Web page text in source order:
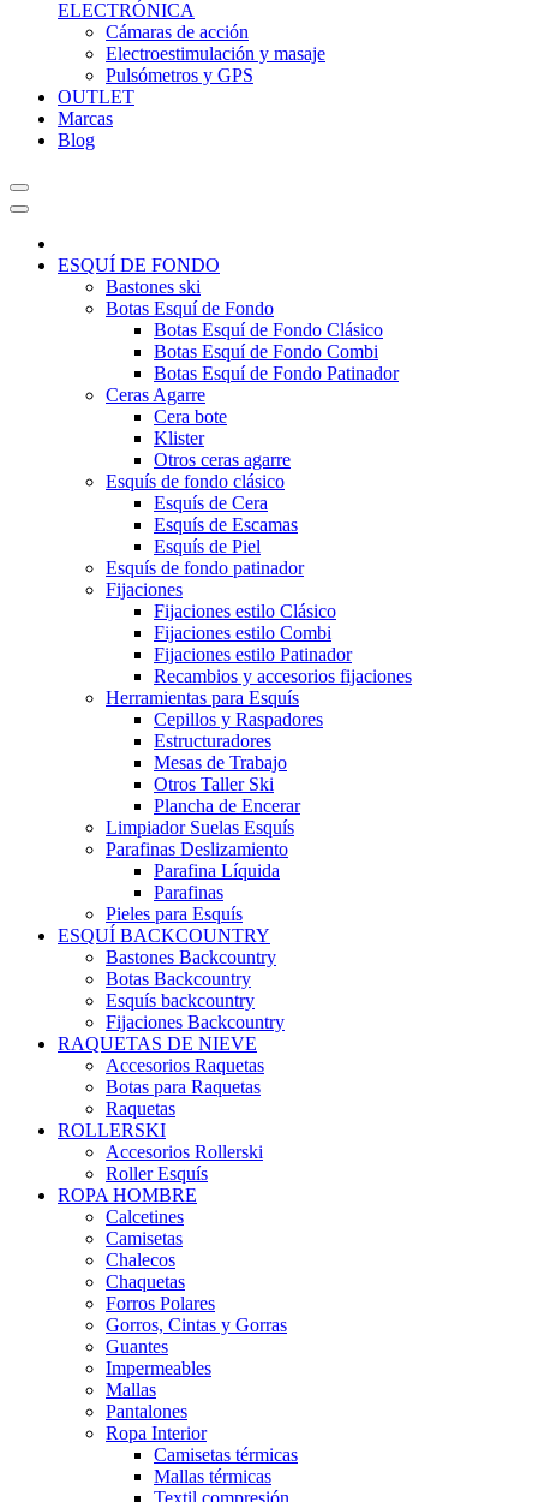
ELECTRÓNICA
Cámaras de acción
Electroestimulación y masaje
Pulsómetros y GPS
OUTLET
Marcas
Blog
ESQUÍ DE FONDO
Bastones ski
Botas Esquí de Fondo
Botas Esquí de Fondo Clásico
Botas Esquí de Fondo Combi
Botas Esquí de Fondo Patinador
Ceras Agarre
Cera bote
Klister
Otros ceras agarre
Esquís de fondo clásico
Esquís de Cera
Esquís de Escamas
Esquís de Piel
Esquís de fondo patinador
Fijaciones
Fijaciones estilo Clásico
Fijaciones estilo Combi
Fijaciones estilo Patinador
Recambios y accesorios fijaciones
Herramientas para Esquís
Cepillos y Raspadores
Estructuradores
Mesas de Trabajo
Otros Taller Ski
Plancha de Encerar
Limpiador Suelas Esquís
Parafinas Deslizamiento
Parafina Líquida
Parafinas
Pieles para Esquís
ESQUÍ BACKCOUNTRY
Bastones Backcountry
Botas Backcountry
Esquís backcountry
Fijaciones Backcountry
RAQUETAS DE NIEVE
Accesorios Raquetas
Botas para Raquetas
Raquetas
ROLLERSKI
Accesorios Rollerski
Roller Esquís
ROPA HOMBRE
Calcetines
Camisetas
Chalecos
Chaquetas
Forros Polares
Gorros, Cintas y Gorras
Guantes
Impermeables
Mallas
Pantalones
Ropa Interior
Camisetas térmicas
Mallas térmicas
Textil compresión